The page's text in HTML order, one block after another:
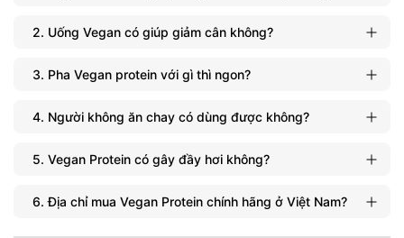
2. Uống Vegan có giúp giảm cân không?
3. Pha Vegan protein với gì thì ngon?
4. Người không ăn chay có dùng được không?
5. Vegan Protein có gây đầy hơi không?
6. Địa chỉ mua Vegan Protein chính hãng ở Việt Nam?